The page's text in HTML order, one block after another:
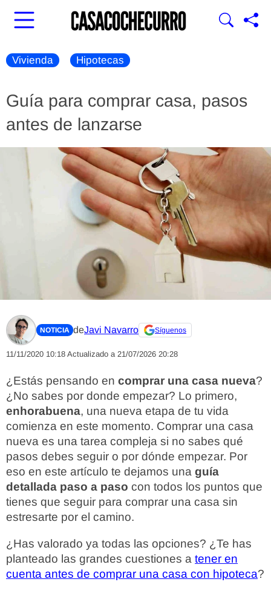
Vivienda Hipotecas
Guía para comprar casa, pasos
antes de lanzarse
NOTICIA deJavi Navarro Síguenos
11/11/2020 10:18 Actualizado a 21/07/2026 20:28
¿Estás pensando en comprar una casa nueva?
¿No sabes por donde empezar? Lo primero,
enhorabuena, una nueva etapa de tu vida
comienza en este momento. Comprar una casa
nueva es una tarea compleja si no sabes qué
pasos debes seguir o por dónde empezar. Por
eso en este artículo te dejamos una guía
detallada paso a paso con todos los puntos que
tienes que seguir para comprar una casa sin
estresarte por el camino.
¿Has valorado ya todas las opciones? ¿Te has
planteado las grandes cuestiones a tener en
cuenta antes de comprar una casa con hipoteca?